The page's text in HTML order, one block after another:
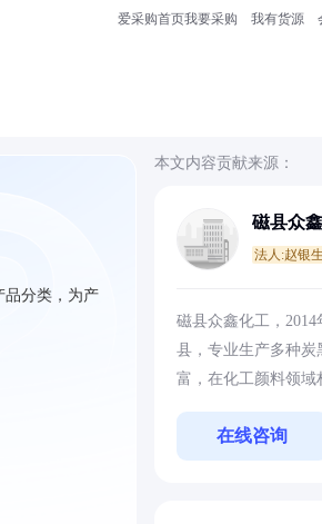
爱采购首页我要采购 我有货源
品分类，为产
本文内容贡献来源：
磁县众
法人:赵银生
磁县众鑫化工，
县，专业生产多种炭
富，在化工颜料领域
在线咨询